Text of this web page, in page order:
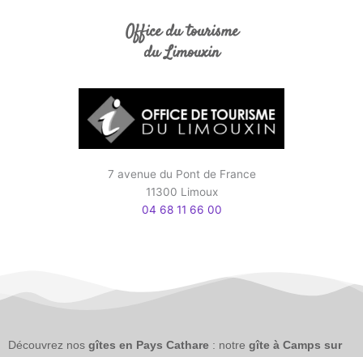
Office du tourisme
du Limouxin
7 avenue du Pont de France
11300 Limoux
04 68 11 66 00
Découvrez nos gîtes en Pays Cathare : notre gîte à Camps sur